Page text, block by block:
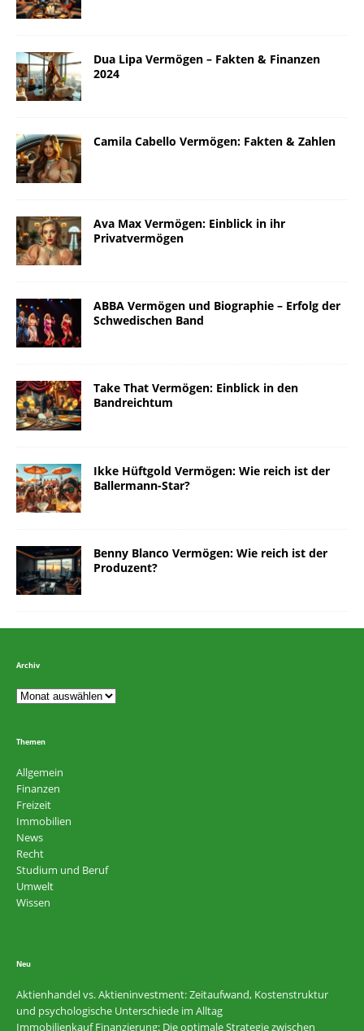
Dua Lipa Vermögen – Fakten & Finanzen
2024
Camila Cabello Vermögen: Fakten & Zahlen
Ava Max Vermögen: Einblick in ihr
Privatvermögen
ABBA Vermögen und Biographie – Erfolg der
Schwedischen Band
Take That Vermögen: Einblick in den
Bandreichtum
Ikke Hüftgold Vermögen: Wie reich ist der
Ballermann-Star?
Benny Blanco Vermögen: Wie reich ist der
Produzent?
Archiv
Themen
Allgemein
Finanzen
Freizeit
Immobilien
News
Recht
Studium und Beruf
Umwelt
Wissen
Neu
Aktienhandel vs. Aktieninvestment: Zeitaufwand, Kostenstruktur
und psychologische Unterschiede im Alltag
Immobilienkauf Finanzierung: Die optimale Strategie zwischen